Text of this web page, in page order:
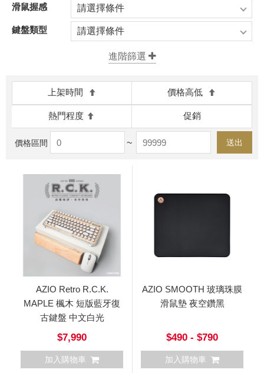
滑鼠握感 請選擇條件
鍵盤類型 請選擇條件
上架時間 價格高低
熱門程度 促銷
價格區間 ~ 送出
AZIO Retro R.C.K.
MAPLE 楓木 短版藍牙復
古鍵盤 中文白光
$7,990
加入購物車
AZIO SMOOTH 玻璃珠膜
滑鼠墊 夜空鑽黑
$490 - $790
加入購物車